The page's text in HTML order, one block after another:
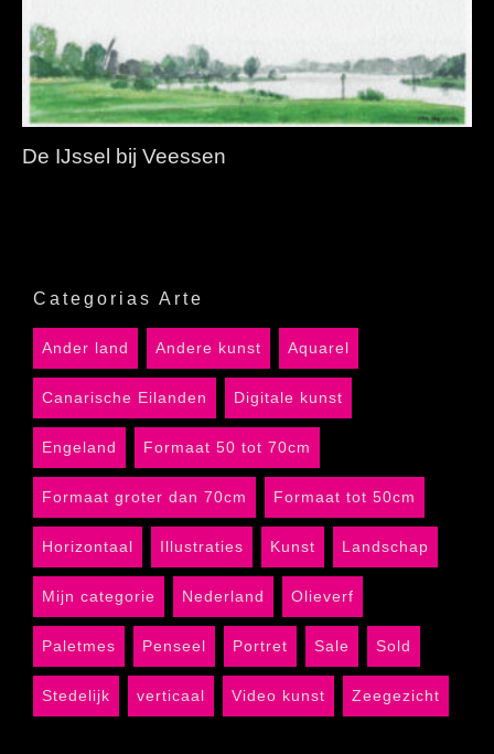
De IJssel bij Veessen
Categorias Arte
Ander land Andere kunst Aquarel
Canarische Eilanden Digitale kunst
Engeland Formaat 50 tot 70cm
Formaat groter dan 70cm Formaat tot 50cm
Horizontaal Illustraties Kunst Landschap
Mijn categorie Nederland Olieverf
Paletmes Penseel Portret Sale Sold
Stedelijk verticaal Video kunst Zeegezicht